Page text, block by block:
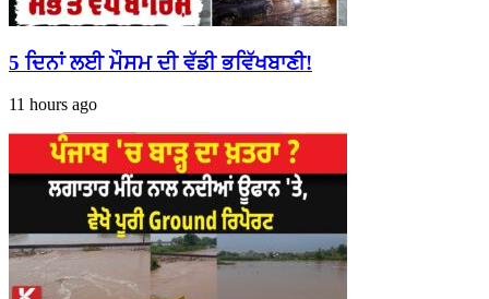
5 ਦਿਨਾਂ ਲਈ ਮੌਸਮ ਦੀ ਵੱਡੀ ਭਵਿੱਖਬਾਣੀ!
11 hours ago